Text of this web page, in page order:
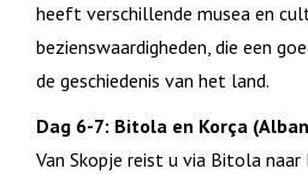
heeft verschillende musea en
bezienswaardigheden, die een
de geschiedenis van het land.
Dag 6-7: Bitola en Korça
Van Skopje reist u via Bitola naar